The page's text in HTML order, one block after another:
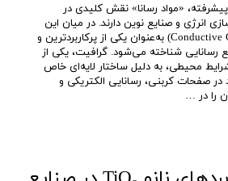
«مواد رسانا» نقش کلیدی در
انرژی و صنایع نوین دارند. در میان این
مواد، گرافیت رسانا (Conductive Graphite) به‌عنوان یکی از پرکاربردترین و
رسانایی شناخته می‌شود. گرافیت، یکی از
محیطی، به دلیل ساختار لایه‌ای خاص
صفحات کربنی، رسانایی الکتریکی و
را در …